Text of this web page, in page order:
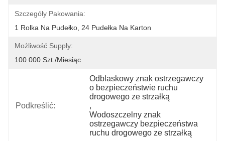
Szczegóły Pakowania:
1 Rolka Na Pudełko, 24 Pudełka Na Karton
Możliwość Supply:
100 000 Szt./miesiąc
Podkreślić:
Odblaskowy znak ostrzegawczy
o bezpieczeństwie ruchu
drogowego ze strzałką
,
Wodoszczelny znak
ostrzegawczy bezpieczeństwa
ruchu drogowego ze strzałką